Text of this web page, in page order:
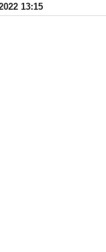
13:15